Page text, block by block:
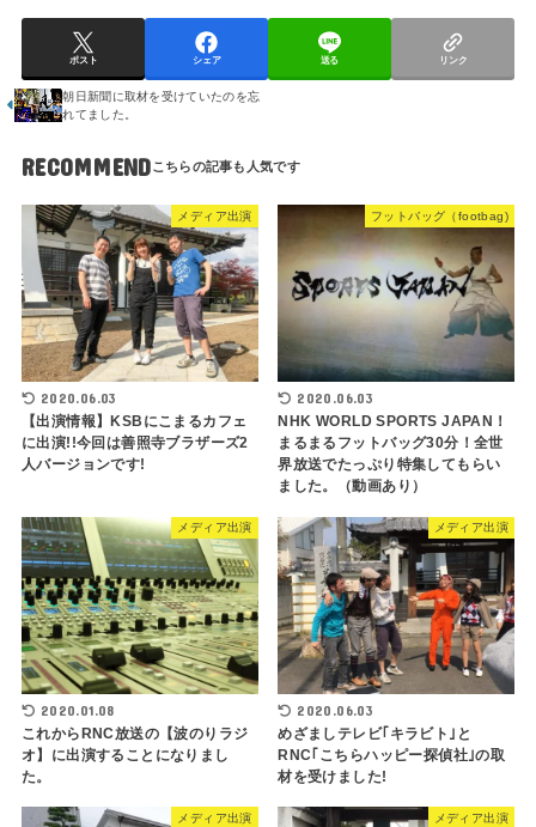
ポスト シェア 送る リンク
朝日新聞に取材を受けていたのを忘
れてました。
RECOMMEND
メディア出演
2020.06.03
【出演情報】KSBにこまるカフェ
に出演!!今回は善照寺ブラザーズ2
人バージョンです!
フットバッグ（footbag)
2020.06.03
NHK WORLD SPORTS JAPAN！
まるまるフットバッグ30分！全世
界放送でたっぷり特集してもらい
ました。（動画あり）
メディア出演
2020.01.08
これからRNC放送の【波のりラジ
オ】に出演することになりまし
た。
メディア出演
2020.06.03
めざましテレビ｢キラビト｣と
RNC｢こちらハッピー探偵社｣の取
材を受けました!
メディア出演 メディア出演